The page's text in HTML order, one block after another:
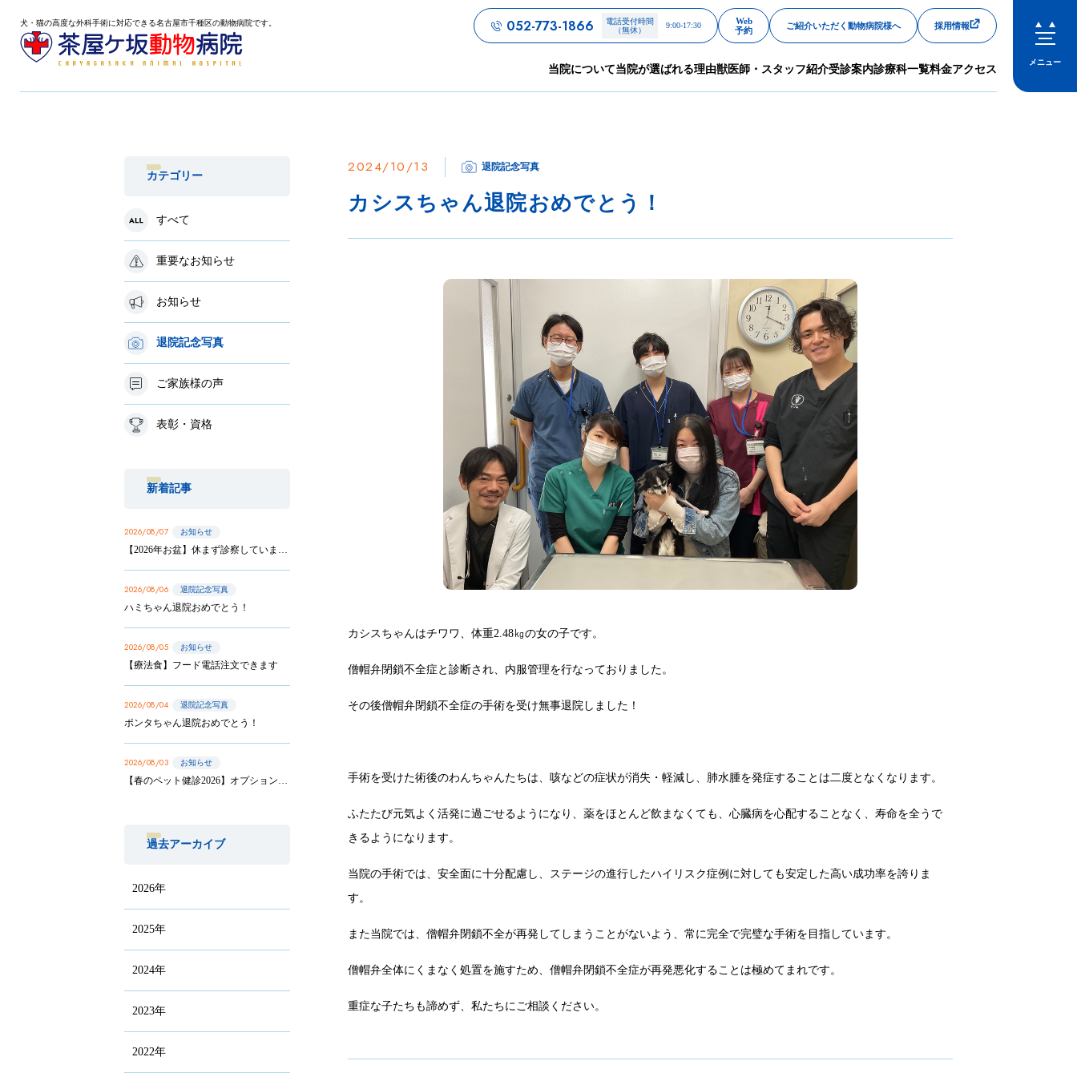
犬・猫の高度な外科手術に対応できる名古屋市千種区の動物病院です。 052-773-1866
電話受付時間
（無休）
9:00-17:30
Web
予約
ご紹介いただく動物病院様へ 採用情報
当院について当院が選ばれる理由獣医師・スタッフ紹介受診案内診療科一覧料金アクセス
メニュー
カテゴリー
すべて
重要なお知らせ
お知らせ
退院記念写真
ご家族様の声
表彰・資格
新着記事
2026/08/07 お知らせ
【2026年お盆】休まず診察しています
2026/08/06 退院記念写真
ハミちゃん退院おめでとう！
2026/08/05 お知らせ
【療法食】フード電話注文できます
2026/08/04 退院記念写真
ポンタちゃん退院おめでとう！
2026/08/03 お知らせ
【春のペット健診2026】オプション実施は8/31まで！
過去アーカイブ
2026年
2025年
2024年
2023年
2022年
2024/10/13 退院記念写真
カシスちゃん退院おめでとう！
カシスちゃんはチワワ、体重2.48㎏の女の子です。
僧帽弁閉鎖不全症と診断され、内服管理を行なっておりました。
その後僧帽弁閉鎖不全症の手術を受け無事退院しました！
手術を受けた術後のわんちゃんたちは、咳などの症状が消失・軽減し、肺水腫を発症することは二度となくなります。
ふたたび元気よく活発に過ごせるようになり、薬をほとんど飲まなくても、心臓病を心配することなく、寿命を全うで
きるようになります。
当院の手術では、安全面に十分配慮し、ステージの進行したハイリスク症例に対しても安定した高い成功率を誇りま
す。
また当院では、僧帽弁閉鎖不全が再発してしまうことがないよう、常に完全で完璧な手術を目指しています。
僧帽弁全体にくまなく処置を施すため、僧帽弁閉鎖不全症が再発悪化することは極めてまれです。
重症な子たちも諦めず、私たちにご相談ください。